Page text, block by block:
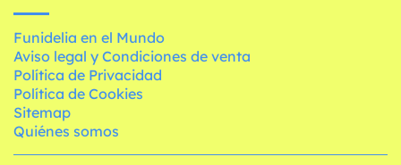
Funidelia en el Mundo
Aviso legal y Condiciones de venta
Política de Privacidad
Política de Cookies
Sitemap
Quiénes somos